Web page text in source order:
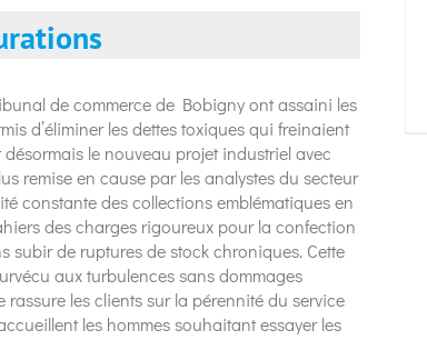
de commerce de Bobigny ont assaini les
d’éliminer les dettes toxiques qui freinaient
le nouveau projet industriel avec
remise en cause par les analystes du secteur
constante des collections emblématiques en
des charges rigoureux pour la confection
subir de ruptures de stock chroniques. Cette
aux turbulences sans dommages
les clients sur la pérennité du service
les hommes souhaitant essayer les